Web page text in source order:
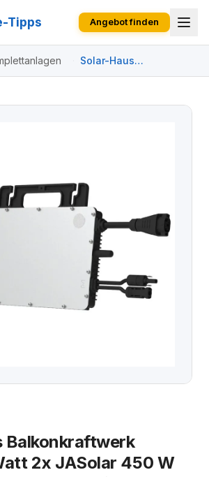
Tipps Angebot finden
Solar-Haus
Balkonkraftwerk
JASolar 450 W Black
Balkonkraftwerk
2x JASolar 450 W